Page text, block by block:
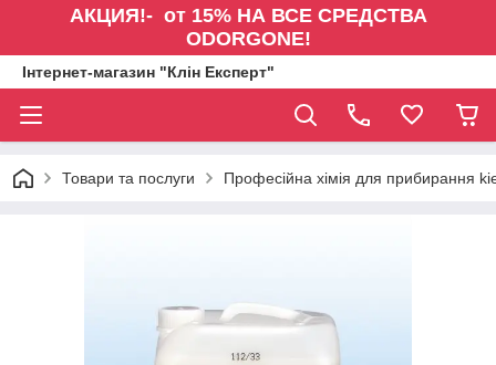
АКЦИЯ!- от 15% НА ВСЕ СРЕДСТВА
ODORGONE!
Інтернет-магазин "Клін Експерт"
Товари та послуги Професійна хімія для прибирання